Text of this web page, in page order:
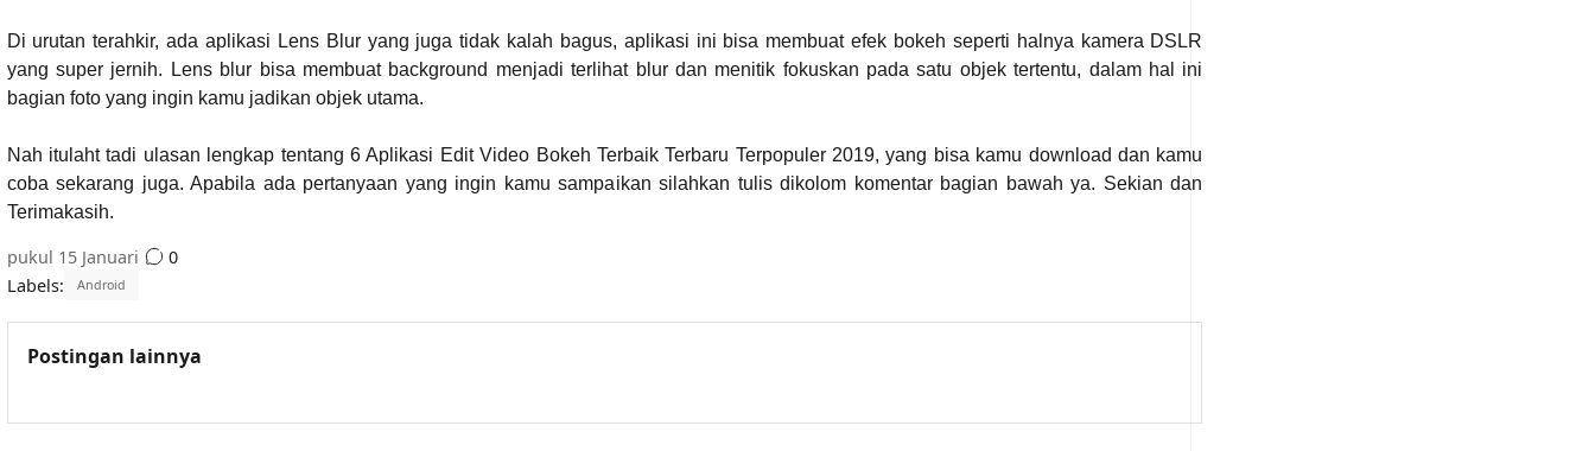
Di urutan terahkir, ada aplikasi Lens Blur yang juga tidak kalah bagus, aplikasi ini bisa membuat efek bokeh seperti halnya kamera DSLR
yang super jernih. Lens blur bisa membuat background menjadi terlihat blur dan menitik fokuskan pada satu objek tertentu, dalam hal ini
bagian foto yang ingin kamu jadikan objek utama.
Nah itulaht tadi ulasan lengkap tentang 6 Aplikasi Edit Video Bokeh Terbaik Terbaru Terpopuler 2019, yang bisa kamu download dan kamu
coba sekarang juga. Apabila ada pertanyaan yang ingin kamu sampaikan silahkan tulis dikolom komentar bagian bawah ya. Sekian dan
Terimakasih.
pukul 15 Januari
0
Labels:
Android
Postingan lainnya